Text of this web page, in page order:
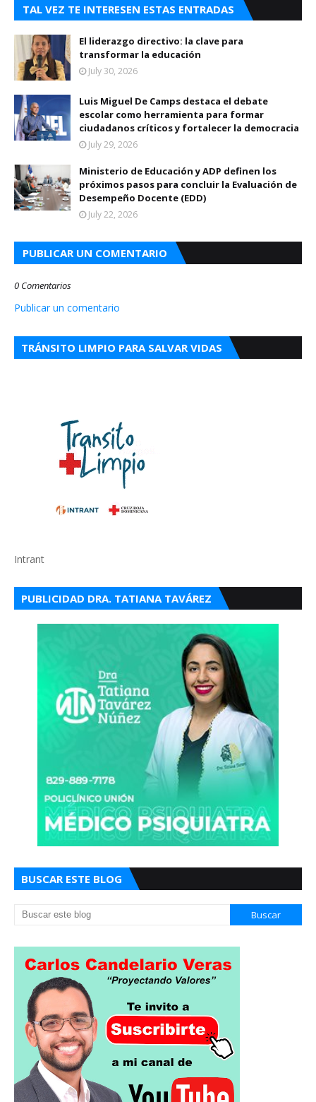
TAL VEZ TE INTERESEN ESTAS ENTRADAS
El liderazgo directivo: la clave para
transformar la educación
July 30, 2026
Luis Miguel De Camps destaca el debate
escolar como herramienta para formar
ciudadanos críticos y fortalecer la democracia
July 29, 2026
Ministerio de Educación y ADP definen los
próximos pasos para concluir la Evaluación de
Desempeño Docente (EDD)
July 22, 2026
PUBLICAR UN COMENTARIO
0 Comentarios
Publicar un comentario
TRÁNSITO LIMPIO PARA SALVAR VIDAS
Intrant
PUBLICIDAD DRA. TATIANA TAVÁREZ
BUSCAR ESTE BLOG